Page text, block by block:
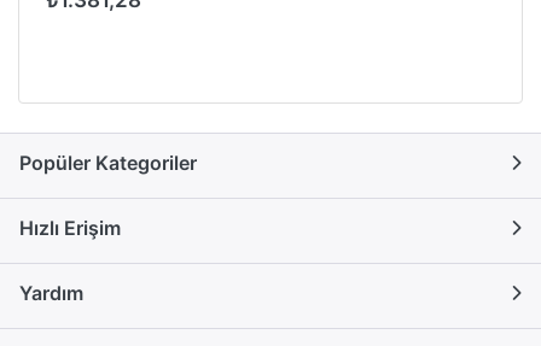
Popüler Kategoriler
Hızlı Erişim
Yardım